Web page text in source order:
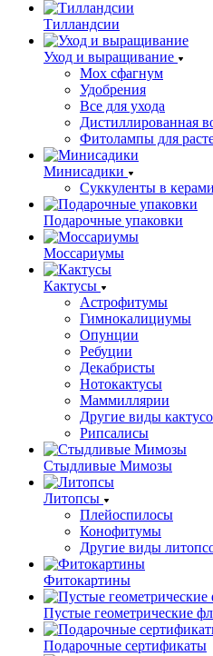
Тилландсии
Уход и выращивание
Мох сфагнум
Удобрения
Все для ухода
Дистиллированная
Фитолампы для
Минисадики
Суккуленты в
Подарочные упаковки
Моссариумы
Кактусы
Астрофитумы
Гимнокалициумы
Опунции
Ребуции
Декабристы
Нотокактусы
Маммиллярии
Другие виды
Рипсалисы
Стыдливые Мимозы
Литопсы
Плейоспилосы
Конофитумы
Другие виды
Фитокартины
Пустые геометрические
Подарочные сертификаты